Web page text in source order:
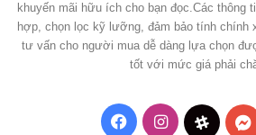
khuyến mãi hữu ích cho bạn đọc.Các thông
hợp, chọn lọc kỹ lưỡng, đảm bảo tính chính
tư vấn cho người mua dễ dàng lựa chọn
tốt với mức giá phải
FacebookInstagram